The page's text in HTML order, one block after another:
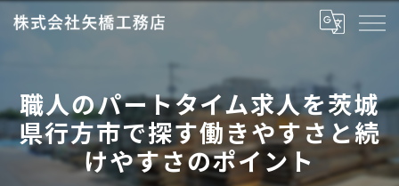
職人のパートタイム求人を茨城
県行方市で探す働きやすさと続
けやすさのポイント